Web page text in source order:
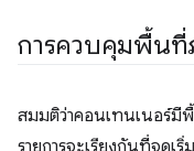
การควบคุมพื้นที่
สมมติว่าคอนเทนเนอร์มี